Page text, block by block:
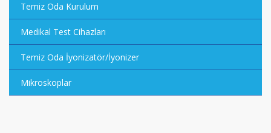
Temiz Oda Kurulum
Medikal Test Cihazları
Temiz Oda İyonizatör/İyonizer
Mikroskoplar